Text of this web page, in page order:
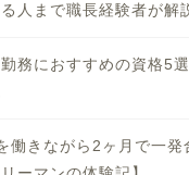
人まで職長経験者が解
務におすすめの資格5
働きながら2ヶ月で一発